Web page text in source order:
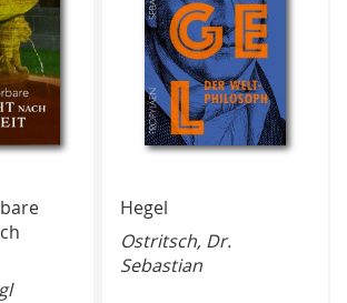
Hegel
Ostritsch, Dr.
Sebastian